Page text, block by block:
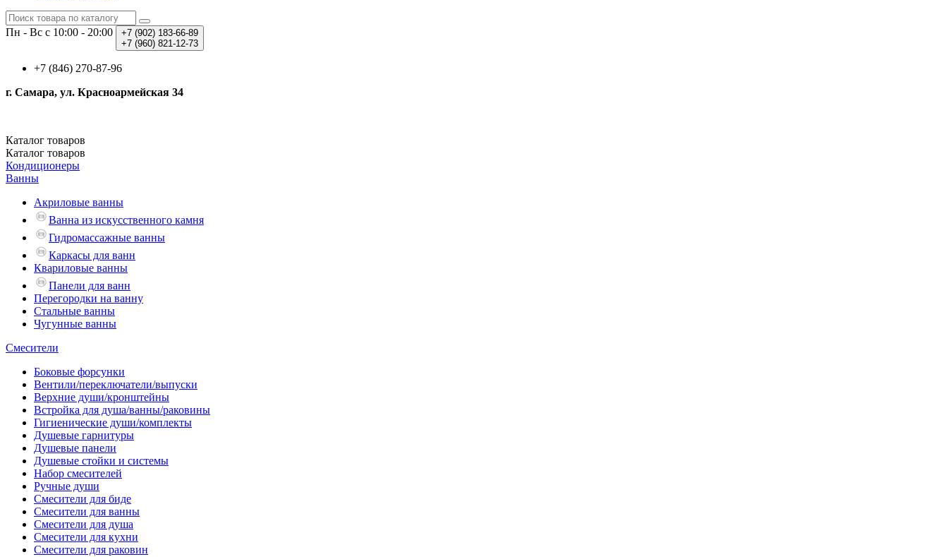
Пн - Вс с 10:00 - 20:00 +7 (902) 183-66-89
+7 (960) 821-12-73
+7 (846) 270-87-96
г. Самара, ул. Красноармейская 34
Каталог товаров
Каталог товаров
Кондиционеры
Ванны
Акриловые ванны
Ванна из искусственного камня
Гидромассажные ванны
Каркасы для ванн
Квариловые ванны
Панели для ванн
Перегородки на ванну
Стальные ванны
Чугунные ванны
Смесители
Боковые форсунки
Вентили/переключатели/выпуски
Верхние души/кронштейны
Встройка для душа/ванны/раковины
Гигиенические души/комплекты
Душевые гарнитуры
Душевые панели
Душевые стойки и системы
Набор смесителей
Ручные души
Смесители для биде
Смесители для ванны
Смесители для душа
Смесители для кухни
Смесители для раковин